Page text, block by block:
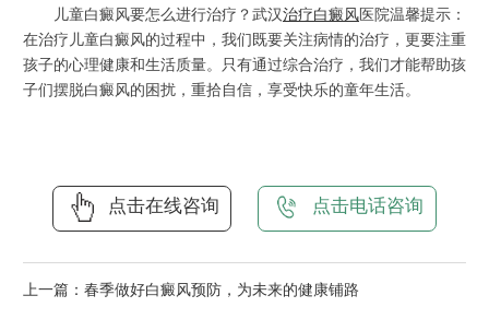
儿童白癜风要怎么进行治疗？武汉治疗白癜风 医院温馨提示：
在治疗儿童白癜风的过程中，我们既要关注病情的治疗，更要注重
孩子的心理健康和生活质量。只有通过综合治疗，我们才能帮助孩
子们摆脱白癜风的困扰，重拾自信，享受快乐的童年生活。
点击在线咨询 点击电话咨询
上一篇： 春季做好白癜风预防，为未来的健康铺路